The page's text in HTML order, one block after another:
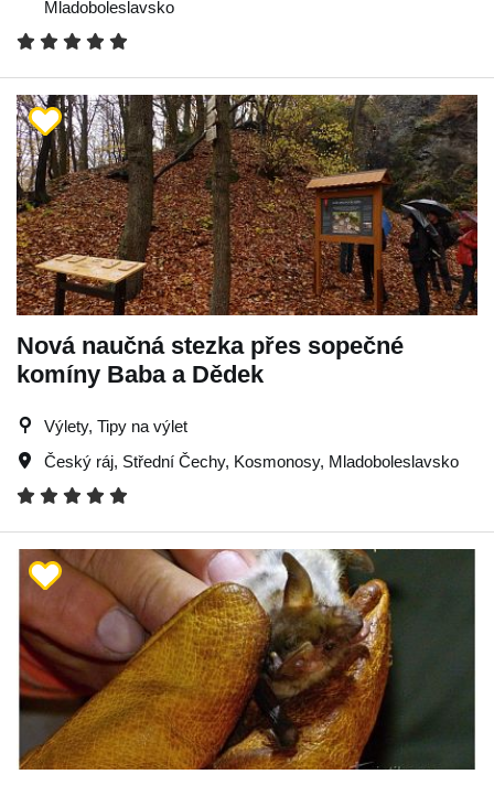
Mladoboleslavsko
Nová naučná stezka přes sopečné
komíny Baba a Dědek
Výlety, Tipy na výlet
Český ráj, Střední Čechy, Kosmonosy, Mladoboleslavsko